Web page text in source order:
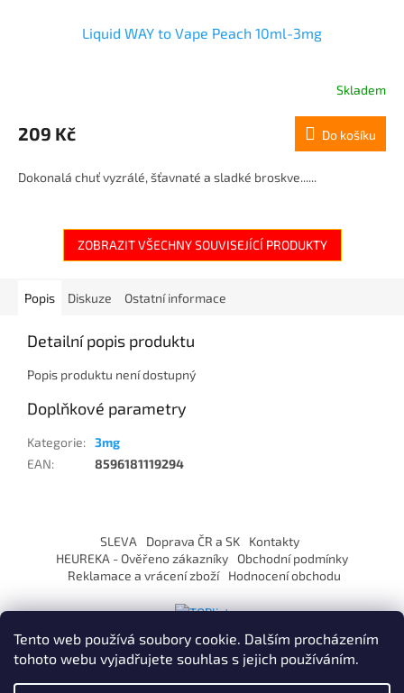
Tento web používá soubory cookie. Dalším procházením
tohoto webu vyjadřujete souhlas s jejich používáním.
Liquid WAY to Vape Peach 10ml-3mg
Skladem
209 Kč Do košíku
Dokonalá chuť vyzrálé, šťavnaté a sladké broskve......
ZOBRAZIT VŠECHNY SOUVISEJÍCÍ PRODUKTY
Popis Diskuze Ostatní informace
Detailní popis produktu
Popis produktu není dostupný
Doplňkové parametry
Kategorie: 3mg
EAN: 8596181119294
í
SLEVA Doprava ČR a SK
Kontakty
HEUREKA - Ověřeno zákazníky
Obchodní podmínky
Reklamace a vrácení zboží
Hodnocení obchodu